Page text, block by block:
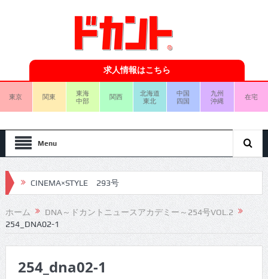
求人情報はこちら
東京 関東
東海
中部
関西
北海道
東北
中国
四国
九州
沖縄
在宅
Menu
CINEMA×STYLE 293号
CINEMA×STYLE 292号
CINEMA×STYLE 291号
CINEMA×STYLE 289号
ホーム
DNA～ドカントニュースアカデミー～254号VOL.2
254_DNA02-1
254_dna02-1